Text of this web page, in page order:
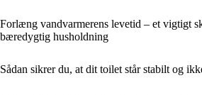
Forlæng vandvarmerens levetid – et vigtigt
bæredygtig husholdning
Sådan sikrer du, at dit toilet står stabilt og